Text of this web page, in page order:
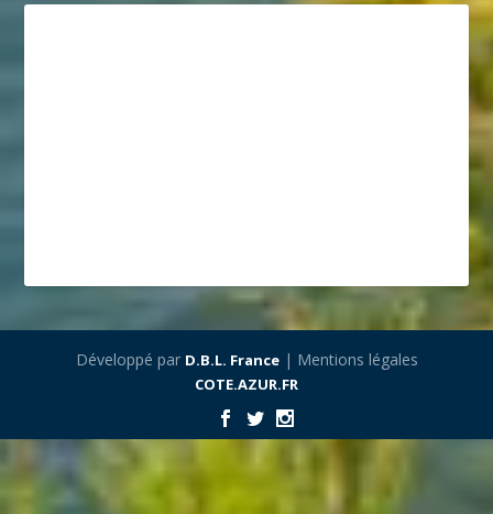
Développé par D.B.L. France| Mentions légales
COTE.AZUR.FR